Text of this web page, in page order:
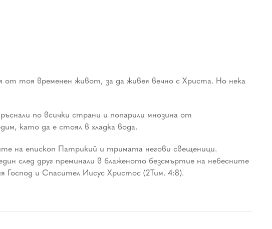
от тоя временен живот, за да живея вечно с Христа. Но нека
по всички страни и попарили мнозина от
като да е стоял в хладка вода.
на епископ Патрикий и тримата негови свещеници.
след друг преминали в блаженото безсмъртие на небесните
Господ и Спасител Иисус Христос (2Тим. 4:8).